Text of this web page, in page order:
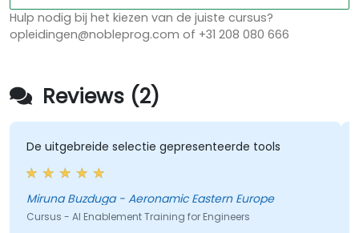
Hulp nodig bij het kiezen van de juiste cursus?
opleidingen@nobleprog.com of +31 208 080 666
Reviews (2)
selectie gepresenteerde tools
Buzduga - Aeronamic Eastern Europe
- AI Enablement Training for Engineers